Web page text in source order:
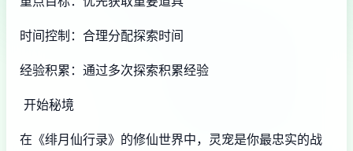
时间控制：合理分配探索时间
经验积累：通过多次探索积累经验
开始秘境
在《绯月仙行录》的修仙世界中，灵宠是你最忠实的战